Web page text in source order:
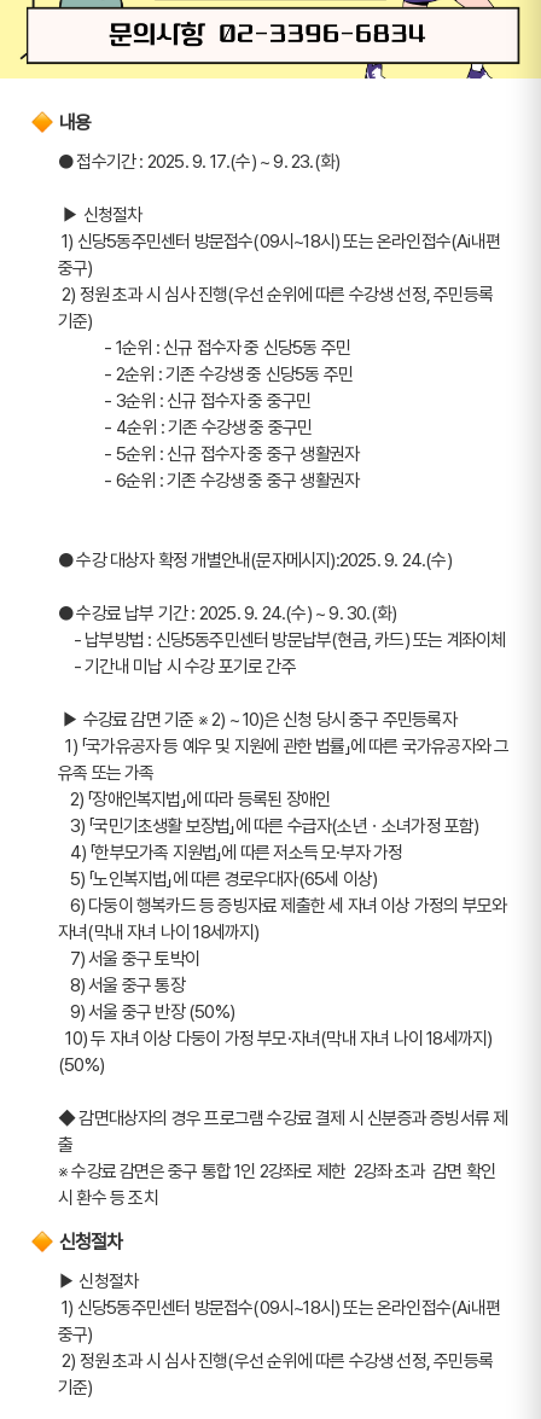
내용
● 접수기간 : 2025. 9. 17.(수) ~ 9. 23.(화)
▶ 신청절차
1) 신당5동주민센터 방문접수(09시~18시) 또는 온라인접수(Ai내편
중구)
2) 정원 초과 시 심사 진행(우선 순위에 따른 수강생 선정, 주민등록
기준)
            - 1순위 : 신규 접수자 중 신당5동 주민
            - 2순위 : 기존 수강생 중 신당5동 주민
            - 3순위 : 신규 접수자 중 중구민
            - 4순위 : 기존 수강생 중 중구민
            - 5순위 : 신규 접수자 중 중구 생활권자
            - 6순위 : 기존 수강생 중 중구 생활권자
● 수강 대상자 확정 개별안내(문자메시지):2025. 9. 24.(수)
● 수강료 납부 기간 : 2025. 9. 24.(수) ~ 9. 30.(화)
    - 납부방법 : 신당5동주민센터 방문납부(현금, 카드) 또는 계좌이체
    - 기간내 미납 시 수강 포기로 간주
▶ 수강료 감면 기준 ※ 2) ~ 10)은 신청 당시 중구 주민등록자
  1) 「국가유공자 등 예우 및 지원에 관한 법률」에 따른 국가유공자와 그
유족 또는 가족
   2) 「장애인복지법」에 따라 등록된 장애인
   3) 「국민기초생활 보장법」에 따른 수급자(소년ㆍ소녀가정 포함)
   4) 「한부모가족 지원법」에 따른 저소득 모·부자 가정
   5) 「노인복지법」에 따른 경로우대자(65세 이상)
자녀(막내 자녀 나이 18세까지)
   7) 서울 중구 토박이
   8) 서울 중구 통장
   9) 서울 중구 반장 (50%)
  10) 두 자녀 이상 다둥이 가정 부모·자녀(막내 자녀 나이 18세까지)
(50%)
◆ 감면대상자의 경우 프로그램 수강료 결제 시 신분증과 증빙서류 제
출
※ 수강료 감면은 중구 통합 1인 2강좌로 제한  2강좌 초과  감면 확인
시 환수 등 조치
신청절차
▶ 신청절차
1) 신당5동주민센터 방문접수(09시~18시) 또는 온라인접수(Ai내편
중구)
2) 정원 초과 시 심사 진행(우선 순위에 따른 수강생 선정, 주민등록
기준)